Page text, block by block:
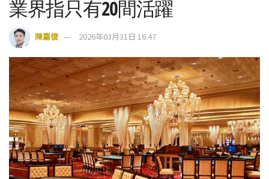
業界指只有20間活躍
陳嘉俊 2026年03月31日 16:47